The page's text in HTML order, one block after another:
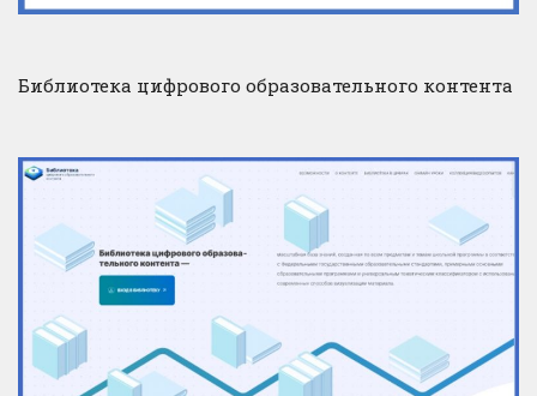
Библиотека цифрового образовательного контента